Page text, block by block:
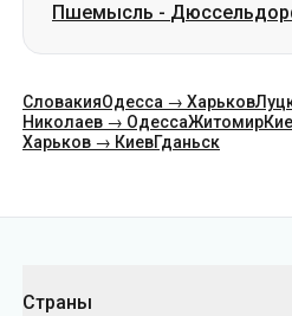
Пшемысль -
СловакияОдесса → Харьков
Николаев → ОдессаЖитомир
Харьков → КиевГданьск
Страны